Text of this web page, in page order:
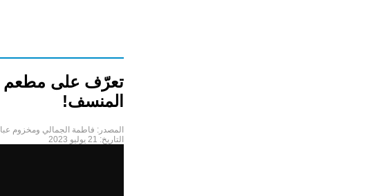
تعرّف على مطعم
المنسف!
المصدر: فاطمة الجمالي ومخزوم
التاريخ: 21 يوليو 2023